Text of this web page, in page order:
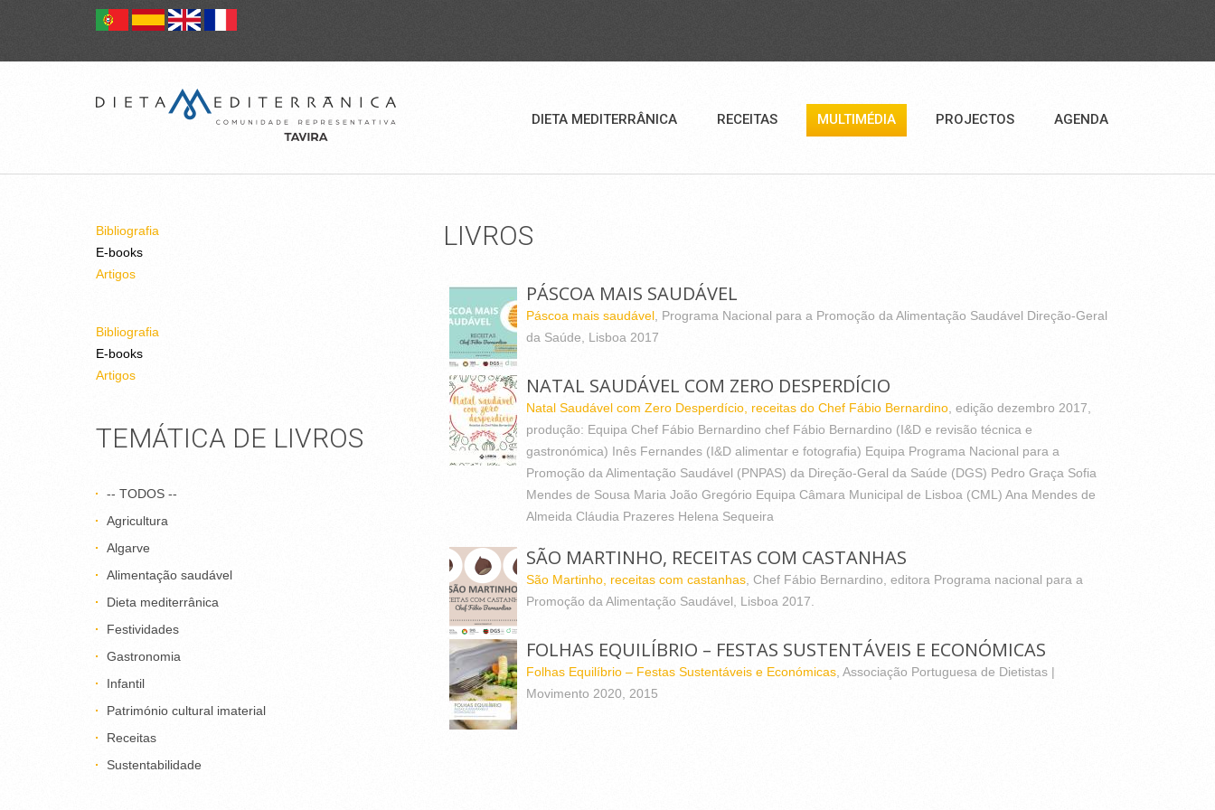
DIETA MEDITERRÂNICA RECEITAS MULTIMÉDIA PROJECTOS AGENDA
Bibliografia
E-books
Artigos
Bibliografia
E-books
Artigos
TEMÁTICA DE LIVROS
-- TODOS --
Agricultura
Algarve
Alimentação saudável
Dieta mediterrânica
Festividades
Gastronomia
Infantil
Património cultural imaterial
Receitas
Sustentabilidade
LIVROS
PÁSCOA MAIS SAUDÁVEL
Páscoa mais saudável , Programa Nacional para a Promoção da Alimentação Saudável Direção-Geral
da Saúde, Lisboa 2017
NATAL SAUDÁVEL COM ZERO DESPERDÍCIO
Natal Saudável com Zero Desperdício, receitas do Chef Fábio Bernardino , edição dezembro 2017,
produção: Equipa Chef Fábio Bernardino chef Fábio Bernardino (I&D e revisão técnica e
gastronómica) Inês Fernandes (I&D alimentar e fotografia) Equipa Programa Nacional para a
Promoção da Alimentação Saudável (PNPAS) da Direção-Geral da Saúde (DGS) Pedro Graça Sofia
Mendes de Sousa Maria João Gregório Equipa Câmara Municipal de Lisboa (CML) Ana Mendes de
Almeida Cláudia Prazeres Helena Sequeira
SÃO MARTINHO, RECEITAS COM CASTANHAS
São Martinho, receitas com castanhas , Chef Fábio Bernardino, editora Programa nacional para a
Promoção da Alimentação Saudável, Lisboa 2017.
FOLHAS EQUILÍBRIO – FESTAS SUSTENTÁVEIS E ECONÓMICAS
Folhas Equilíbrio – Festas Sustentáveis e Económicas , Associação Portuguesa de Dietistas |
Movimento 2020, 2015